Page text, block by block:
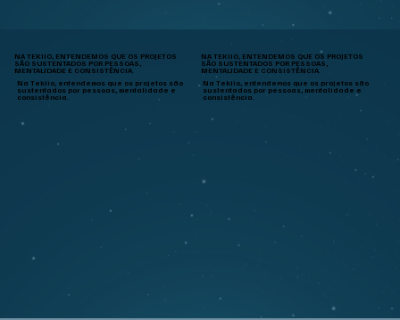
NA TEKIIO, ENTENDEMOS QUE OS PROJETOS
SÃO SUSTENTADOS POR PESSOAS,
MENTALIDADE E CONSISTÊNCIA.
Na Tekiio, entendemos que os projetos são
sustentados por pessoas, mentalidade e
consistência.
NA TEKIIO, ENTENDEMOS QUE OS PROJETOS
SÃO SUSTENTADOS POR PESSOAS,
MENTALIDADE E CONSISTÊNCIA.
Na Tekiio, entendemos que os projetos são
sustentados por pessoas, mentalidade e
consistência.